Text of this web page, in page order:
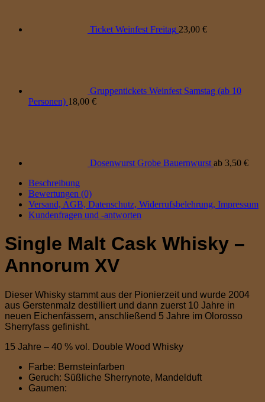
Ticket Weinfest Freitag 23,00 €
Gruppentickets Weinfest Samstag (ab 10
Personen) 18,00 €
Dosenwurst Grobe Bauernwurst ab 3,50 €
Beschreibung
Bewertungen (0)
Versand, AGB, Datenschutz, Widerrufsbelehrung, Impressum
Kundenfragen und -antworten
Single Malt Cask Whisky –
Annorum XV
Dieser Whisky stammt aus der Pionierzeit und wurde 2004
aus Gerstenmalz destilliert und dann zuerst 10 Jahre in
neuen Eichenfässern, anschließend 5 Jahre im Olorosso
Sherryfass gefinisht.
15 Jahre – 40 % vol. Double Wood Whisky
Farbe: Bernsteinfarben
Geruch: Süßliche Sherrynote, Mandelduft
Gaumen: